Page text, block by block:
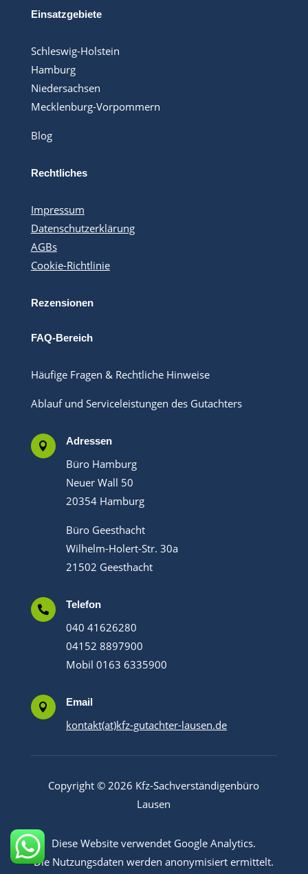
Einsatzgebiete
Schleswig-Holstein
Hamburg
Niedersachsen
Mecklenburg-Vorpommern
Blog
Rechtliches
Impressum
Datenschutzerklärung
AGBs
Cookie-Richtlinie
Rezensionen
FAQ-Bereich
Häufige Fragen & Rechtliche Hinweise
Ablauf und Serviceleistungen des Gutachters
 Adressen
Büro Hamburg
Neuer Wall 50
20354 Hamburg
Büro Geesthacht
Wilhelm-Holert-Str. 30a
21502 Geesthacht
 Telefon
040 41626280
04152 8897900
Mobil 0163 6335900
 Email
kontakt(at)kfz-gutachter-lausen.de
Copyright © 2026 Kfz-Sachverständigenbüro
Lausen
Diese Website verwendet Google Analytics.
Die Nutzungsdaten werden anonymisiert ermittelt.